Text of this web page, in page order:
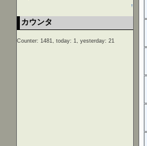
↑
カウンタ
Counter: 1481, today: 1, yesterday: 21